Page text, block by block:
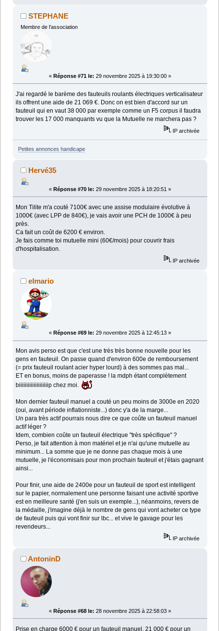
STEPHANE
Membre de l'association
« Réponse #71 le: 29 novembre 2025 à 19:30:00 »
J'ai regardé le barème des fauteuils roulants électriques verticalisateur
ils offrent une aide de 21 069 €. Donc on est bien d'accord sur un
fauteuil qui en vaut 38 000 par exemple comme un F5 corpus il faudra
trouver les 17 000 manquants vu que la Mutuelle ne marchera pas ?
IP archivée
Petites annonces handicape
Hervé35
« Réponse #70 le: 29 novembre 2025 à 18:20:51 »
Mon Tilite m'a couté 7100€ avec une assise modulaire évolutive à
1000€ (avec LPP de 840€), je vais avoir une PCH de 1000€ à peu
près.
Ca fait un coût de 6200 € environ.
Je fais comme toi mutuelle mini (60€/mois) pour couvrir frais
d'hospitalisation.
IP archivée
elmario
« Réponse #69 le: 29 novembre 2025 à 12:45:13 »
Mon avis perso est que c'est une très très bonne nouvelle pour les
gens en fauteuil. On passe quand d'environ 600e de remboursement
(= prix fauteuil roulant acier hyper lourd) à des sommes pas mal...
ET en bonus, moins de paperasse ! la mdph étant complètement
biiiiiiiiiiiiiiiiiiiip chez moi.
Mon dernier fauteuil manuel a couté un peu moins de 3000e en 2020
(oui, avant période inflationniste...) donc y'a de la marge...
Un para très actif pourrais nous dire ce que coûte un fauteuil manuel
actif léger ?
Idem, combien coûte un fauteuil électrique "très spécifique" ?
Perso, je fait attention à mon matériel et je n'ai qu'une mutuelle au
minimum... La somme que je ne donne pas chaque mois à une
mutuelle, je l'économisais pour mon prochain fauteuil et j'étais gagnant
ainsi...
Pour finir, une aide de 2400e pour un fauteuil de sport est intelligent
sur le papier, normalement une personne faisant une activité sportive
est en meilleure santé (j'en suis un exemple...), néanmoins, revers de
la médaille, j'imagine déjà le nombre de gens qui vont acheter ce type
de fauteuil puis qui vont finir sur lbc... et vive le gavage pour les
revendeurs...
IP archivée
AntoninD
« Réponse #68 le: 28 novembre 2025 à 22:58:03 »
Prise en charge 6000 € pour un fauteuil manuel, 21 000 € pour un